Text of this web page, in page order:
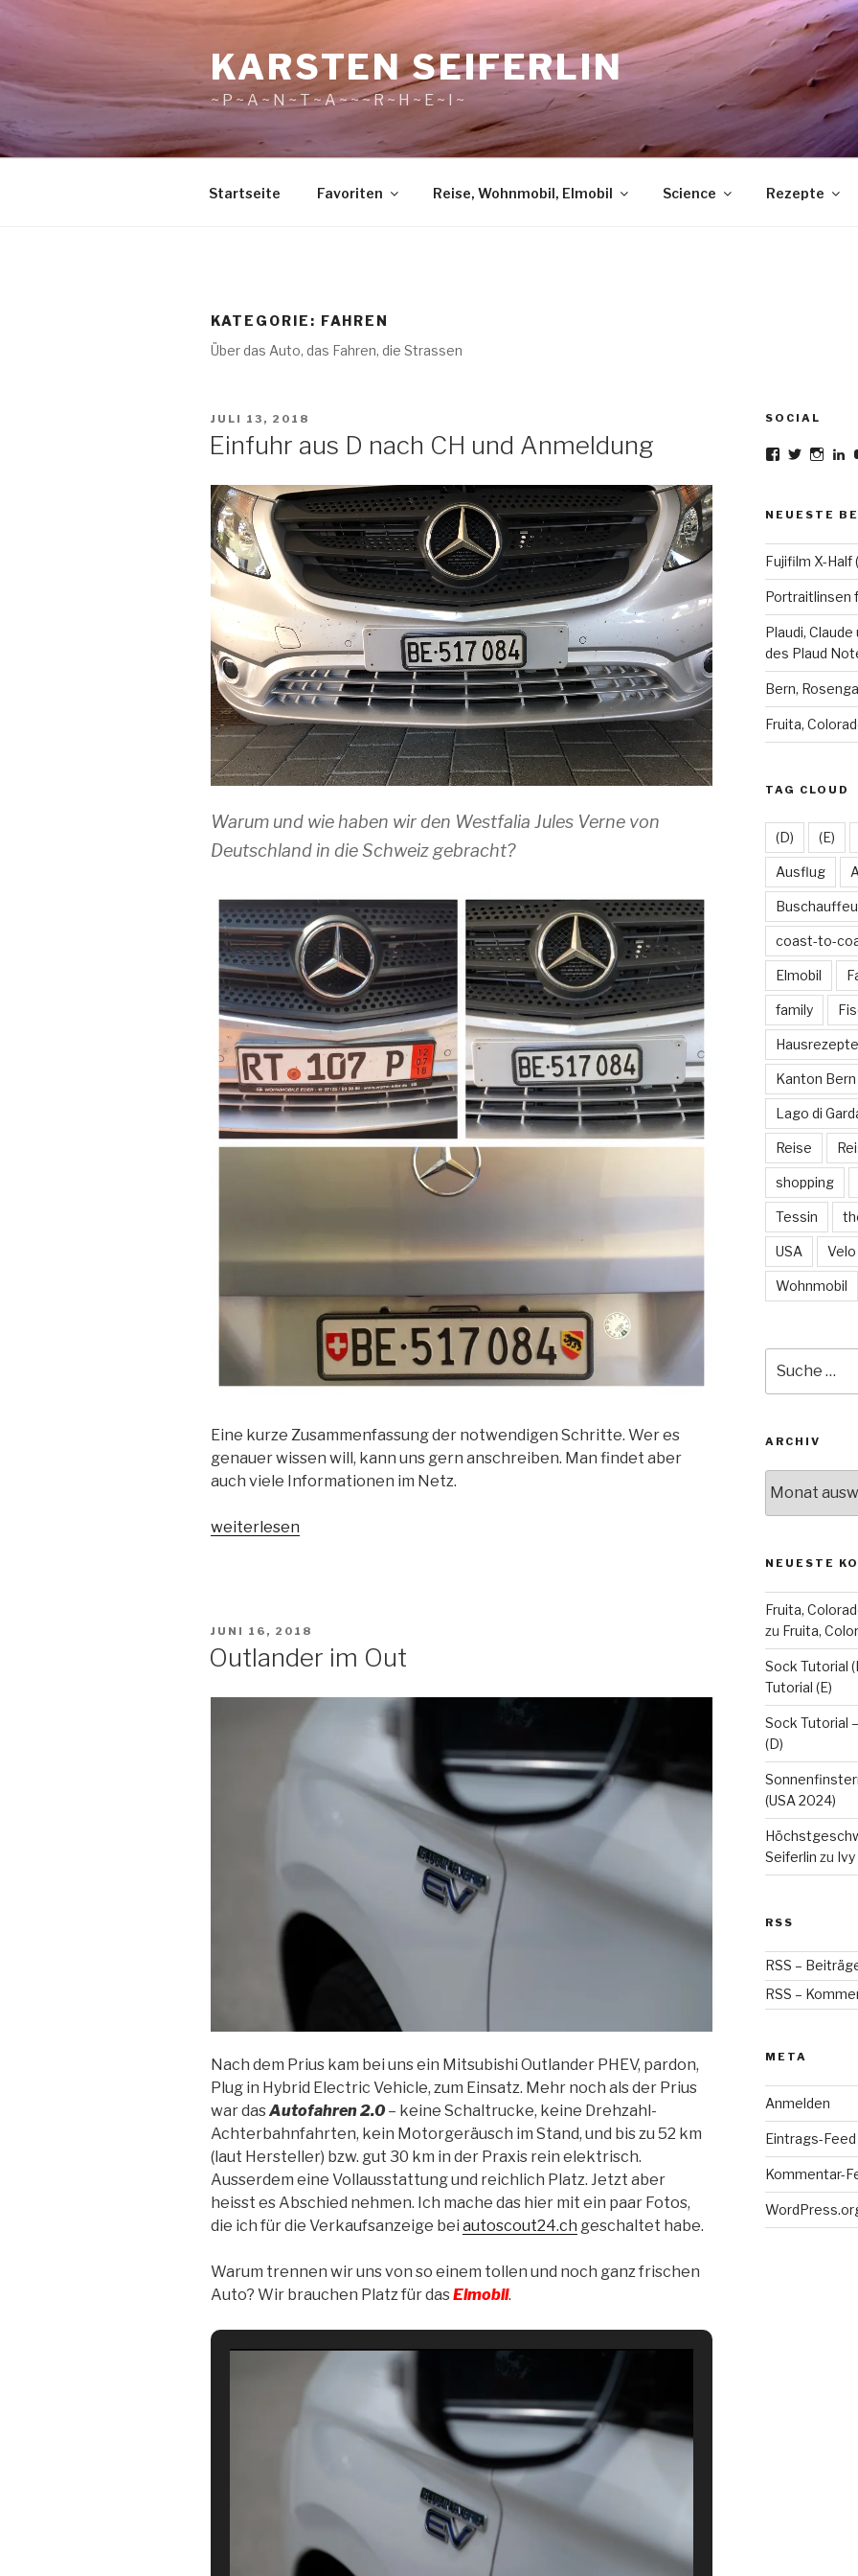
KARSTEN SEIFERLIN
~ P ~ A ~ N ~ T ~ A ~ ~ ~ R ~ H ~ E ~ I ~
Startseite Favoriten Reise, Wohnmobil, Elmobil Science Rezepte
KATEGORIE: FAHREN
Über das Auto, das Fahren, die Strassen
VERÖFFENTLICHT
JULI 13, 2018
Einfuhr aus D nach CH und Anmeldung
Warum und wie haben wir den Westfalia Jules Verne von
Deutschland in die Schweiz gebracht?
Eine kurze Zusammenfassung der notwendigen Schritte. Wer es
genauer wissen will, kann uns gern anschreiben. Man findet aber
auch viele Informationen im Netz.
„Einfuhr
und
Anmeldung“
weiterlesen
VERÖFFENTLICHT
JUNI 16, 2018
Outlander im Out
Nach dem Prius kam bei uns ein Mitsubishi Outlander PHEV, pardon,
Plug in Hybrid Electric Vehicle, zum Einsatz. Mehr noch als der Prius
war dasAutofahren 2.0– keine Schaltrucke, keine Drehzahl-
Achterbahnfahrten, kein Motorgeräusch im Stand, und bis zu 52 km
(laut Hersteller) bzw. gut 30 km in der Praxis rein elektrisch.
Ausserdem eine Vollausstattung und reichlich Platz. Jetzt aber
heisst es Abschied nehmen. Ich mache das hier mit ein paar Fotos,
die ich für die Verkaufsanzeige bei autoscout24.ch geschaltet habe.
Warum trennen wir uns von so einem tollen und noch ganz frischen
Auto? Wir brauchen Platz für dasElmobil.
SOCIAL
Profil
Facebook
Profil
Twitter
Profil
NEUESTE
Fujifilm X-Half
Portraitlinsen
Plaudi,
des Plaud
Bern,
Fruita,
TAG CLOUD
(D) (E)
Ausflug
coast-to-
Elmobil
family
Hausrezepte
Kanton Bern
Lago di
Reise
shopping
Tessin
USA Velo
Wohnmobil
nach:
ARCHIV
NEUESTE
Fruita,
zu Fruita,
Sock Tutorial
Tutorial (E)
Sock Tutorial
(D)
(USA 2024)
Seiferlin zu Ivy
RSS
RSS –
RSS –
META
Anmelden
Eintrags-Feed
Kommentar-